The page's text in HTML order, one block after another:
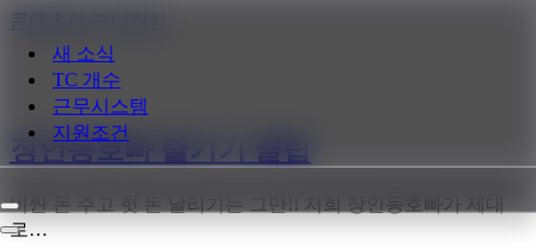
새 소식
TC 개수
근무시스템
지원조건
내
비
내
장안동호빠 즐기기 꿀팁
비싼 돈 주고 헛 돈 날리기는 그만!! 저희 장안동호빠가 제대
로…